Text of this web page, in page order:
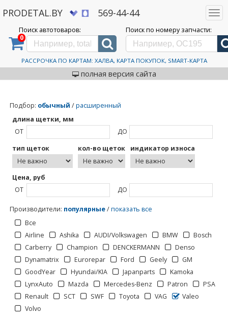
PRODETAL.BY 569-44-44
Поиск автотоваров:
0
Поиск по номеру запчасти:
РАССРОЧКА ПО КАРТАМ: ХАЛВА, КАРТА ПОКУПОК, SMART-КАРТА
полная версия сайта
Дискаунтер автозапчастей PRODETAL.BY > Каталог автотоваров > Valeo
Valeo
Подбор: обычный /расширенный
длина щетки, мм
ОТ
ДО
тип щеток
кол-во щеток индикатор износа
Цена, руб
ОТ
ДО
Производители: популярные/показать все
Все
Airline
Ashika AUDI/Volkswagen BMW
Bosch
Carberry
Champion DENCKERMANN
Denso
Dynamatrix
Eurorepar Ford Geely
GM
GoodYear
Hyundai/KIA Japanparts
Kamoka
LynxAuto
Mazda Mercedes-Benz Patron
PSA
Renault
SCT SWF Toyota VAG
Valeo
Volvo
2